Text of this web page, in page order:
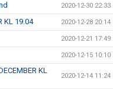
2020-12-30 22:33
KL 19.04 2020-12-28 20:14
2020-12-21 17:49
2020-12-15 10:10
KL
2020-12-14 11:24